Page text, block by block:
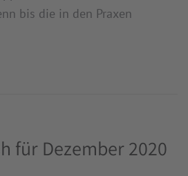
bis die in den Praxen
für Dezember 2020